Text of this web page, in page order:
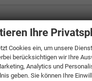
Ihre
Cookies ein, um unsere
berücksichtigen wir Ihre
Analytics und
geben. Sie können Ihre